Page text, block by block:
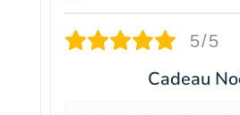
5/5
Cadeau